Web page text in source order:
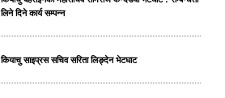
लिने दिने कार्य सम्पन्न
कियाचु साइप्रस सचिव सरिता लिङ्देन भेटघाट